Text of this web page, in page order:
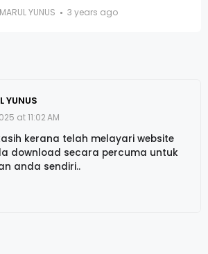
YUNUS 3 years ago
YUNUS
at 11:02 AM
kerana telah melayari website
download secara percuma untuk
anda sendiri..